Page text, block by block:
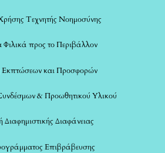
Τεχνητής Νοημοσύνης
Φιλικά προς το Περιβάλλον
Εκπτώσεων και Προσφορών
& Προωθητικού Υλικού
Διαφημιστικής Διαφάνειας
Επιβράβευσης